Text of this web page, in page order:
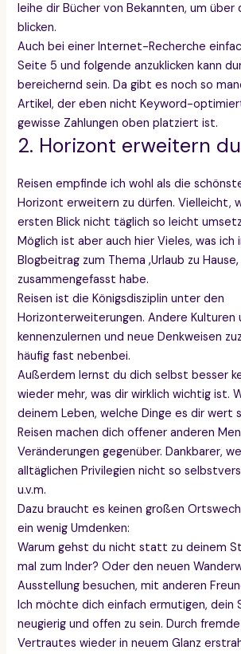
leihe dir Bücher von Bekannten, um über
blicken.
Auch bei einer Internet-Recherche
Seite 5 und folgende anzuklicken kann
bereichernd sein. Da gibt es noch so
Artikel, der eben nicht Keyword-
gewisse Zahlungen oben platziert ist.
2. Horizont erweitern
Reisen empfinde ich wohl als die
Horizont erweitern zu dürfen. Vielleicht,
ersten Blick nicht täglich so leicht
Möglich ist aber auch hier Vieles, was ich
Blogbeitrag zum Thema ‚Urlaub zu
zusammengefasst habe.
Reisen ist die Königsdisziplin unter den
Horizonterweiterungen. Andere Kulturen
kennenzulernen und neue Denkweisen
häufig fast nebenbei.
Außerdem lernst du dich selbst besser
wieder mehr, was dir wirklich wichtig ist.
deinem Leben, welche Dinge es dir wert
Reisen machen dich offener anderen
Veränderungen gegenüber. Dankbarer,
alltäglichen Privilegien nicht so
u.v.m.
Dazu braucht es keinen großen
ein wenig Umdenken:
Warum gehst du nicht statt zu deinem
mal zum Inder? Oder den neuen
Ausstellung besuchen, mit anderen
Ich möchte dich einfach ermutigen, dein
neugierig und offen zu sein. Durch
Vertrautes wieder in neuem Glanz